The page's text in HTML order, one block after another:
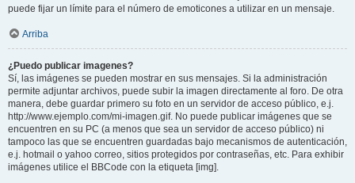
puede fijar un límite para el número de emoticones a utilizar en un mensaje.
Arriba
¿Puedo publicar imagenes?
Sí, las imágenes se pueden mostrar en sus mensajes. Si la administración
permite adjuntar archivos, puede subir la imagen directamente al foro. De otra
manera, debe guardar primero su foto en un servidor de acceso público, e.j.
http://www.ejemplo.com/mi-imagen.gif. No puede publicar imágenes que se
encuentren en su PC (a menos que sea un servidor de acceso público) ni
tampoco las que se encuentren guardadas bajo mecanismos de autenticación,
e.j. hotmail o yahoo correo, sitios protegidos por contraseñas, etc. Para exhibir
imágenes utilice el BBCode con la etiqueta [img].